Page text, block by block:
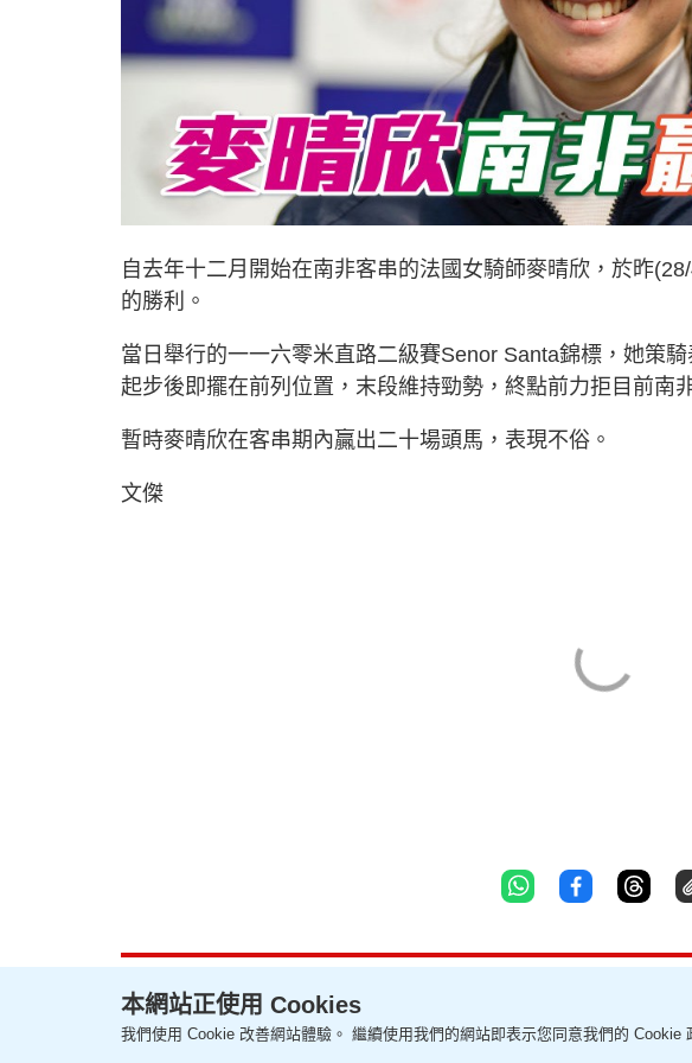
自去年十二月開始在南非客串的法國女騎師麥晴欣，於昨
的勝利。
當日舉行的一一六零米直路二級賽Senor Santa錦標，她策
起步後即擺在前列位置，末段維持勁勢，終點前力拒目前南
暫時麥晴欣在客串期內贏出二十場頭馬，表現不俗。
文傑
聯絡我們 關於我們 隱私政策聲明 使用條款 版權及免責聲明 幫助及反饋
本網站正使用 Cookies
我們使用 Cookie 改善網站體驗。 繼續使用我們的網站即表示您同意我們的 Cookie